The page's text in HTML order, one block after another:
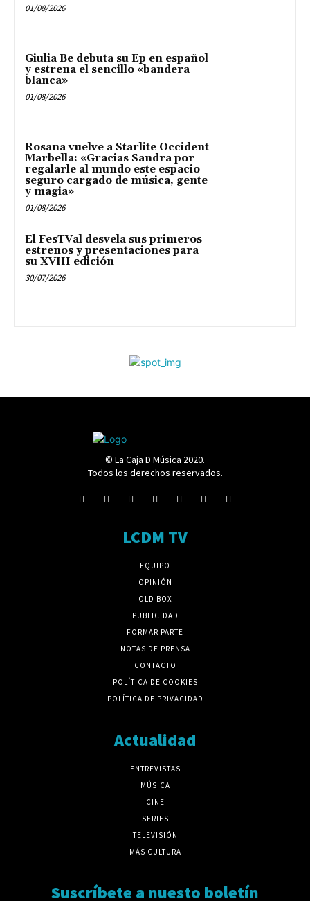
01/08/2026
Giulia Be debuta su Ep en español
y estrena el sencillo «bandera
blanca»
01/08/2026
Rosana vuelve a Starlite Occident
Marbella: «Gracias Sandra por
regalarle al mundo este espacio
seguro cargado de música, gente
y magia»
01/08/2026
El FesTVal desvela sus primeros
estrenos y presentaciones para
su XVIII edición
30/07/2026
© La Caja D Música 2020.
Todos los derechos reservados.
LCDM TV
EQUIPO
OPINIÓN
OLD BOX
PUBLICIDAD
FORMAR PARTE
NOTAS DE PRENSA
CONTACTO
POLÍTICA DE COOKIES
POLÍTICA DE PRIVACIDAD
Actualidad
ENTREVISTAS
MÚSICA
CINE
SERIES
TELEVISIÓN
MÁS CULTURA
Suscríbete a nuesto boletín